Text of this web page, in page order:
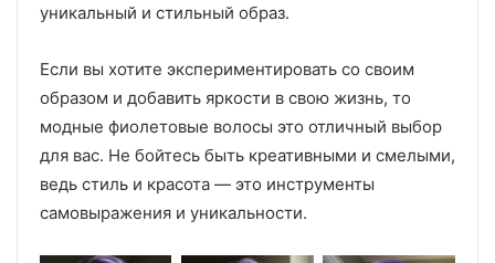
уникальный и стильный образ.
Если вы хотите экспериментировать со своим
образом и добавить яркости в свою жизнь, то
модные фиолетовые волосы это отличный выбор
для вас. Не бойтесь быть креативными и смелыми,
ведь стиль и красота — это инструменты
самовыражения и уникальности.